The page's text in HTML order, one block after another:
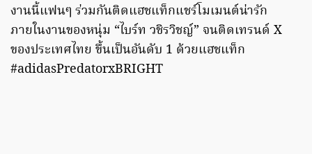
งานนี้แฟนๆ ร่วมกันติดแฮชแท็กแชร์โมเมนต์น่ารัก
ภายในงานของหนุ่ม “ไบร์ท วชิรวิชญ์” จนติดเทรนด์ X
ของประเทศไทย ขึ้นเป็นอันดับ 1 ด้วยแฮชแท็ก
#adidasPredatorxBRIGHT